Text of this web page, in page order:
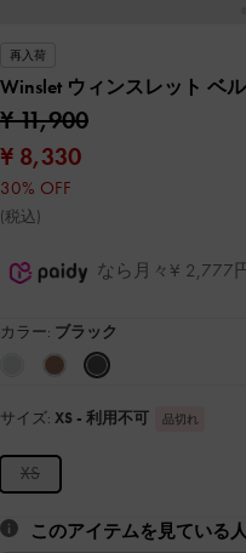
再入荷
Winslet ウィンスレット ベ
¥ 11,900
¥ 8,330
30% OFF
(税込)
なら月々¥ 2,777
カラー: ブラック
サイズ: XS - 利用不可 品切れ
XS
このアイテムを見ている